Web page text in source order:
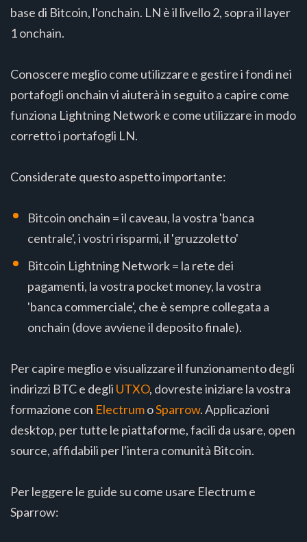
base di Bitcoin, l'onchain. LN è il livello 2, sopra il layer
1 onchain.
Conoscere meglio come utilizzare e gestire i fondi nei
portafogli onchain vi aiuterà in seguito a capire come
funziona Lightning Network e come utilizzare in modo
corretto i portafogli LN.
Considerate questo aspetto importante:
Bitcoin onchain = il caveau, la vostra 'banca
centrale', i vostri risparmi, il 'gruzzoletto'
Bitcoin Lightning Network = la rete dei
pagamenti, la vostra pocket money, la vostra
'banca commerciale', che è sempre collegata a
onchain (dove avviene il deposito finale).
Per capire meglio e visualizzare il funzionamento degli
indirizzi BTC e degli UTXO, dovreste iniziare la vostra
formazione con ElectrumoSparrow. Applicazioni
desktop, per tutte le piattaforme, facili da usare, open
source, affidabili per l'intera comunità Bitcoin.
Per leggere le guide su come usare Electrum e
Sparrow: